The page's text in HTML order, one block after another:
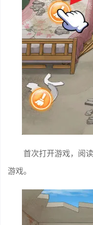
首次打开游戏，阅
游戏。